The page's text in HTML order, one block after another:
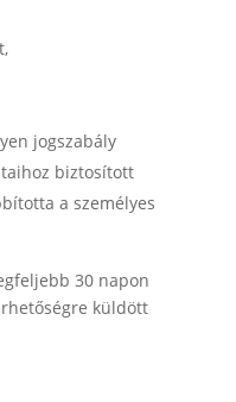
jogszabály
biztosított
a személyes
30 napon
küldött